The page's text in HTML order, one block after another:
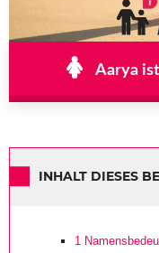
Aarya
INHALT DIESES
1